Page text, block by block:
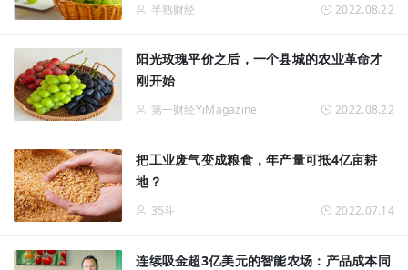
半熟财经 2022.08.22
阳光玫瑰平价之后，一个县城的农业革命才
刚开始
第一财经YiMagazine 2022.08.22
把工业废气变成粮食，年产量可抵4亿亩耕
地？
35斗 2022.07.14
连续吸金超3亿美元的智能农场：产品成本同